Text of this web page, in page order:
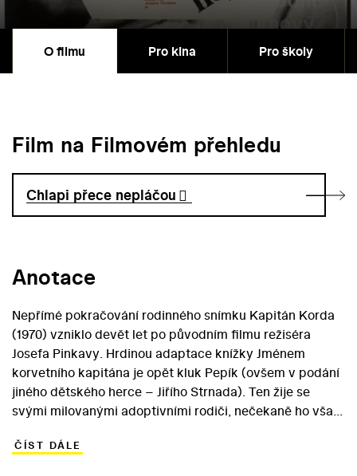
O filmu Pro kina Pro školy
Film na Filmovém přehledu
Chlapi přece nepláčou
Anotace
Nepřímé pokračování rodinného snímku Kapitán Korda
(1970) vzniklo devět let po původním filmu režiséra
Josefa Pinkavy. Hrdinou adaptace knížky Jménem
korvetního kapitána je opět kluk Pepík (ovšem v podání
jiného dětského herce – Jiřího Strnada). Ten žije se
svými milovanými adoptivními rodiči, nečekaně ho však
doma nebudou mít tak rádi jako dřív, a současně prožívá
ČÍST DÁLE